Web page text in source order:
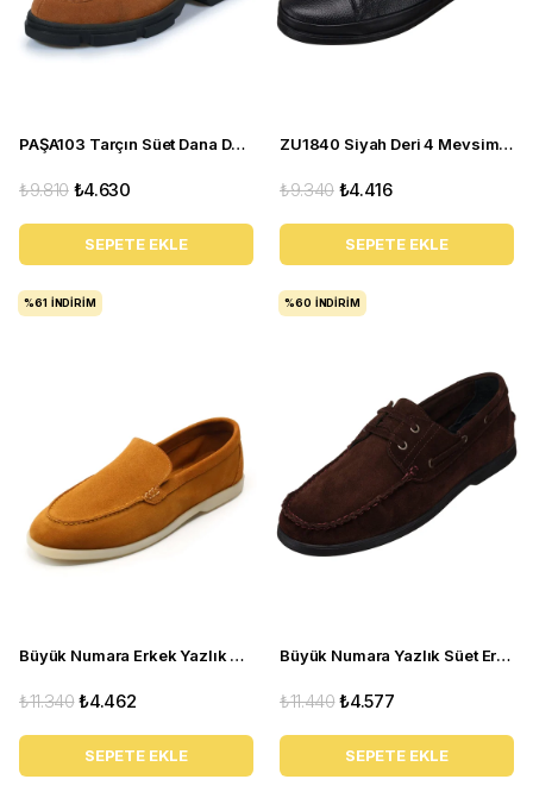
PAŞA103 Tarçın Süet Dana Derisi Esnek rahagt Termo Taban Rahat Geniş Konforlu Taban. ÖZEL Seri.
₺4.630
₺9.810
SEPETE EKLE
ZU1840 Siyah Deri 4 Mevsim Büyük Numara Üst Kalite Erkek Ayakkabısı
₺4.416
₺9.340
SEPETE EKLE
Büyük Numara Erkek Yazlık Ayakkabı - UTKAN02 Tarçın
₺4.462
₺11.340
SEPETE EKLE
%61 İNDIRIM
Büyük Numara Yazlık Süet Erkek Ayakkabısı - Utkan001 Kahve Süet
₺4.577
₺11.440
SEPETE EKLE
%60 İNDIRIM